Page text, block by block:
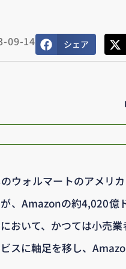
09-14 シェア
ウォルマートのアメリ
、Amazonの約4,020億
おいて、かつては小売
スに軸足を移し、